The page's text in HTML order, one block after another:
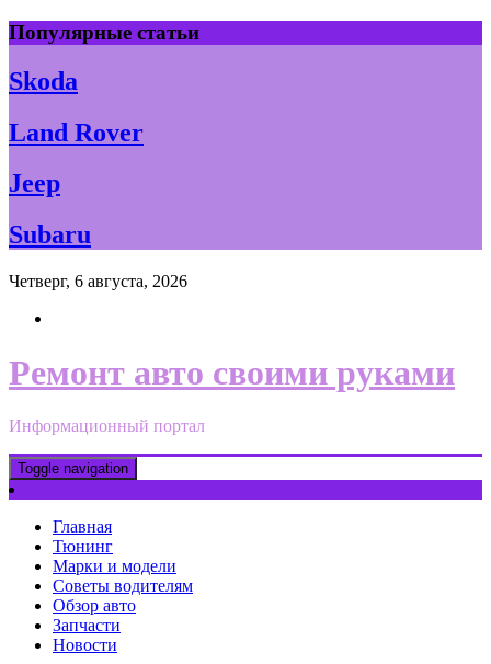
Skip
to
content
Популярные статьи
Skoda
Land Rover
Jeep
Subaru
Четверг, 6 августа, 2026
Ремонт авто своими руками
Информационный портал
Toggle navigation
Главная
Тюнинг
Марки и модели
Советы водителям
Обзор авто
Запчасти
Новости